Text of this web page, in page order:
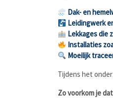
Dak- en
Leidingwerk
Lekkages die
Installaties
Moeilijk
Tijdens het
Zo voorkom je